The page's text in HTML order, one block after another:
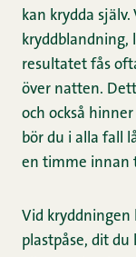
kan krydda
kryddblandning,
resultatet fås
över natten.
och också
bör du i alla fall
en timme innan
Vid kryddningen
plastpåse, dit